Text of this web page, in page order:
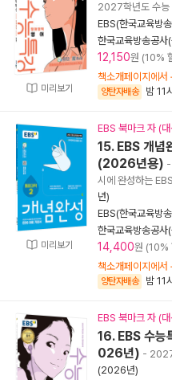
미리보기
2027학년도 수능
EBS(한국교육방
한국교육방송공사
12,150원 (10%
책소개페이지에서
양탄자배송 밤 11시
미리보기
EBS 북마크 자 (
15. EBS 개념
(2026년용) -
시에 완성하는
년)
EBS(한국교육방
한국교육방송공사
14,400원 (10%
책소개페이지에서
양탄자배송 밤 11시
EBS 북마크 자 (
16. EBS 수능
026년) - 2027
(2026년)